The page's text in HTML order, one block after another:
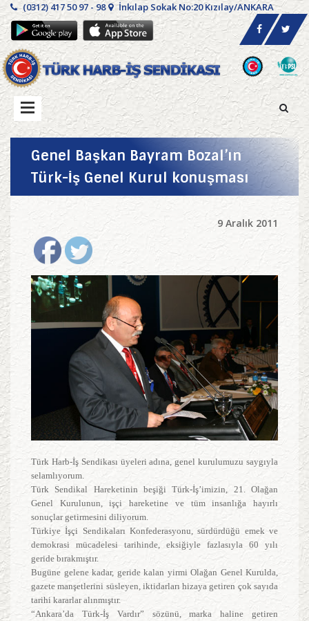
(0312) 417 50 97 - 98 İnkılap Sokak No:20 Kızılay/ANKARA
Genel Başkan Bayram Bozal’ın
Türk-İş Genel Kurul konuşması
9 Aralık 2011
Türk Harb-İş Sendikası üyeleri adına, genel kurulumuzu saygıyla
selamlıyorum.
Türk Sendikal Hareketinin beşiği Türk-İş’imizin, 21. Olağan
Genel Kurulunun, işçi hareketine ve tüm insanlığa hayırlı
sonuçlar getirmesini diliyorum.
Türkiye İşçi Sendikaları Konfederasyonu, sürdürdüğü emek ve
demokrasi mücadelesi tarihinde, eksiğiyle fazlasıyla 60 yılı
geride bırakmıştır.
Bugüne gelene kadar, geride kalan yirmi Olağan Genel Kurulda,
gazete manşetlerini süsleyen, iktidarları hizaya getiren çok sayıda
tarihi kararlar alınmıştır.
“Ankara’da Türk-İş Vardır” sözünü, marka haline getiren